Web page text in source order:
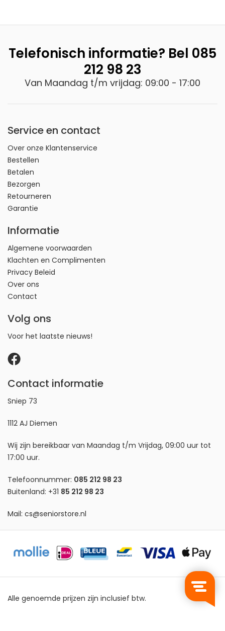
Telefonisch informatie? Bel 085
212 98 23
Van Maandag t/m vrijdag: 09:00 - 17:00
Service en contact
Over onze Klantenservice
Bestellen
Betalen
Bezorgen
Retourneren
Garantie
Informatie
Algemene voorwaarden
Klachten en Complimenten
Privacy Beleid
Over ons
Contact
Volg ons
Voor het laatste nieuws!
Contact informatie
Sniep 73
1112 AJ Diemen
Wij zijn bereikbaar van Maandag t/m Vrijdag, 09:00 uur tot
17:00 uur.
Telefoonnummer: 085 212 98 23
Buitenland: +31 85 212 98 23
Mail: cs@seniorstore.nl
Alle genoemde prijzen zijn inclusief btw.